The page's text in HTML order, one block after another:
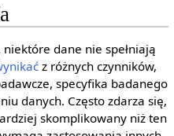
dane nie spełniają
z różnych czynników,
specyfika badanego
danych. Często zdarza się,
skomplikowany niż ten